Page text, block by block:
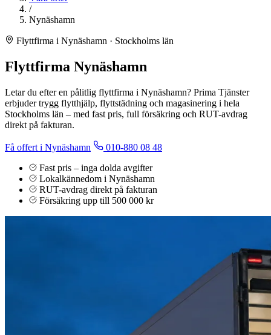
/
Nynäshamn
Flyttfirma i Nynäshamn · Stockholms län
Flyttfirma Nynäshamn
Letar du efter en pålitlig flyttfirma i Nynäshamn? Prima Tjänster
erbjuder trygg flytthjälp, flyttstädning och magasinering i hela
Stockholms län – med fast pris, full försäkring och RUT-avdrag
direkt på fakturan.
Få offert i Nynäshamn
010-880 08 48
Fast pris – inga dolda avgifter
Lokalkännedom i Nynäshamn
RUT-avdrag direkt på fakturan
Försäkring upp till 500 000 kr